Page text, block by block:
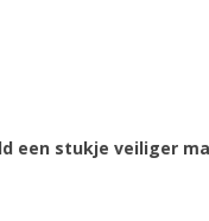
een stukje veiliger